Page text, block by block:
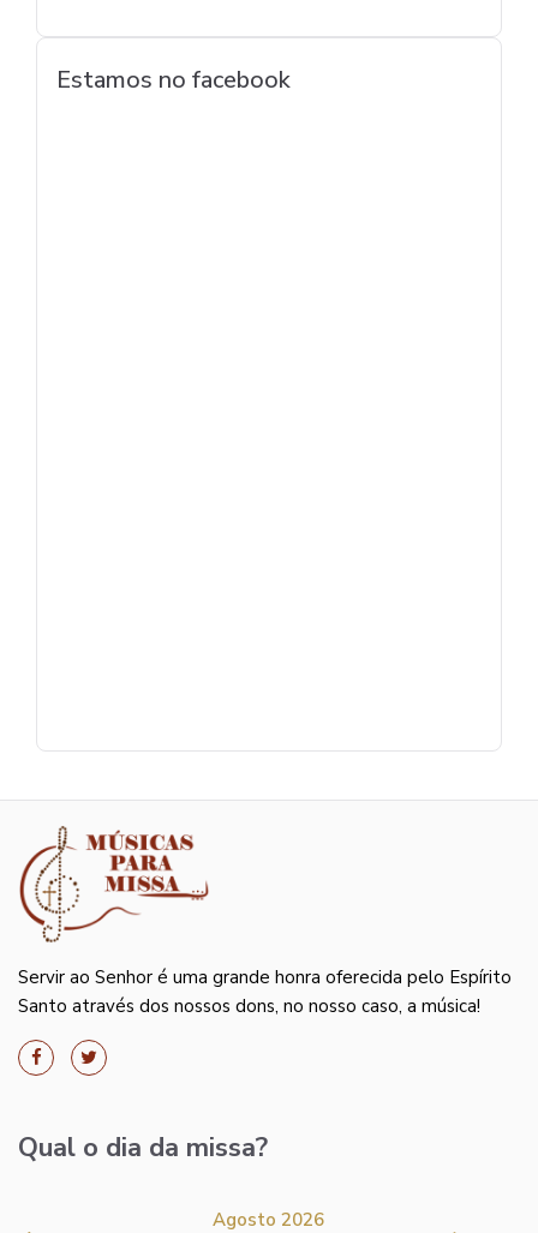
Estamos no facebook
Servir ao Senhor é uma grande honra oferecida pelo Espírito
Santo através dos nossos dons, no nosso caso, a música!
Qual o dia da missa?
Agosto 2026